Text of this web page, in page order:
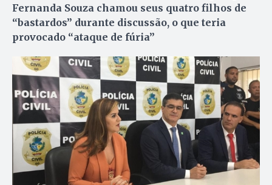
Fernanda Souza chamou seus quatro filhos de
“bastardos” durante discussão, o que teria
provocado “ataque de fúria”